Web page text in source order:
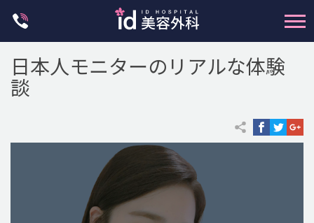
日本人モニターのリアルな体験
談